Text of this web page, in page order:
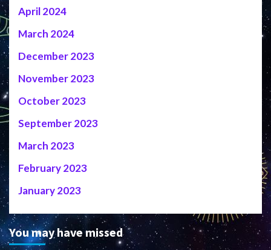
April 2024
March 2024
December 2023
November 2023
October 2023
September 2023
March 2023
February 2023
January 2023
You may have missed